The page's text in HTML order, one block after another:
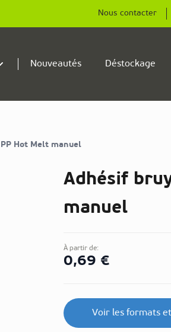
Nous contacter
Nouveautés Déstockage
Hot Melt manuel
Adhésif
manuel
À partir de:
0,69 €
Voir les formats